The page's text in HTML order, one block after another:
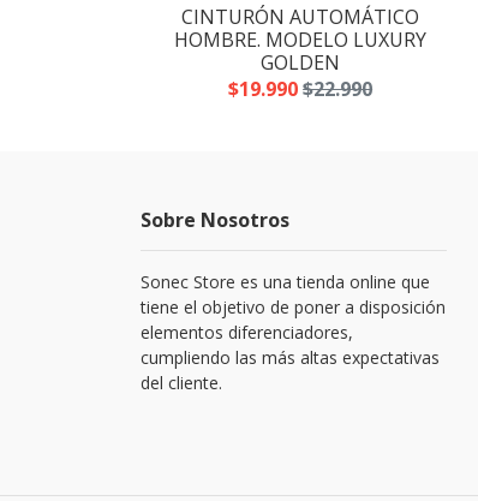
CINTURÓN AUTOMÁTICO
HOMBRE. MODELO LUXURY
GOLDEN
$19.990$22.990
Sobre Nosotros
Sonec Store es una tienda online que
tiene el objetivo de poner a disposición
elementos diferenciadores,
cumpliendo las más altas expectativas
del cliente.